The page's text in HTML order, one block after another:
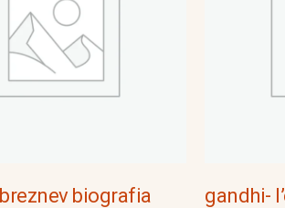
biografia
gandhi-